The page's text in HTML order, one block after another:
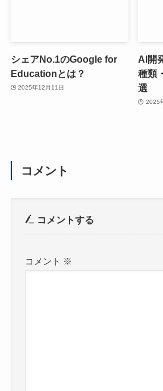
シェアNo.1のGoogle for
Educationとは？
2025年12月11日
AI開
種類
選
2025
コメント
コメントする
コメント ※